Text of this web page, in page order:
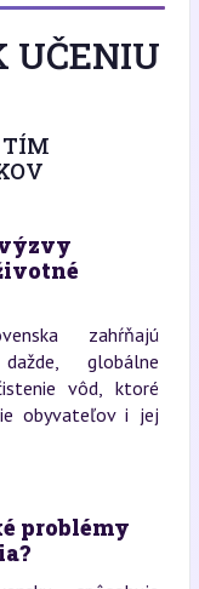
UČENIU
TÍM
zahŕňajú
globálne
vôd, ktoré
obyvateľov i jej
problémy